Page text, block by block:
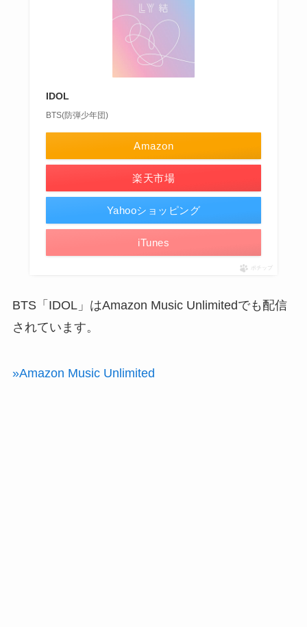
IDOL
BTS(防弾少年団)
Amazon
楽天市場
Yahooショッピング
iTunes
ポチップ
BTS「IDOL」はAmazon Music Unlimitedでも配信
されています。
»Amazon Music Unlimited